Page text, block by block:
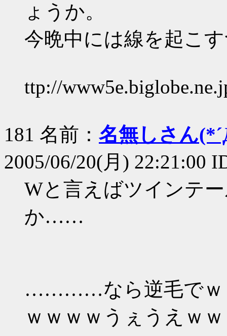
ょうか。
今晩中には線を起こ
ttp://
181 名前： 名無しさん
2005/06/20(月) 22:21:00
Wと言えばツインテ
か……
…………なら逆毛でｗ
ｗｗｗｗうぇうえｗ